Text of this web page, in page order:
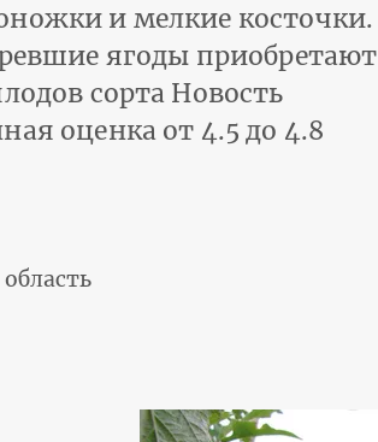
и мелкие косточки.
ягоды приобретают
сорта Новость
оценка от 4.5 до 4.8